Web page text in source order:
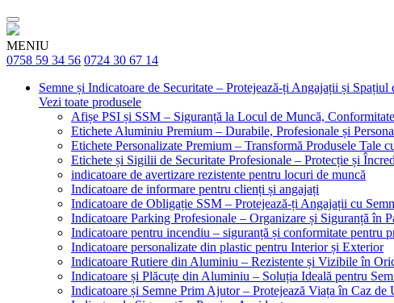
MENIU
0758 59 34 56 0724 30 67 14
Semne și Indicatoare de Securitate – Protejează-ți Angajații și Spațiul
Vezi toate produsele
Afișe PSI și SSM – Siguranță la Locul de Muncă,
Etichete Aluminiu Premium – Durabile, Profesionale și
Etichete Personalizate Premium – Transformă Produsele Tale
Etichete și Sigilii de Securitate Profesionale – Protecție și
indicatoare de avertizare rezistente pentru locuri de muncă
Indicatoare de informare pentru clienți și angajați
Indicatoare de Obligație SSM – Protejează-ți Angajații cu
Indicatoare Parking Profesionale – Organizare și Siguranță în
Indicatoare pentru incendiu – siguranță și conformitate pentru
Indicatoare personalizate din plastic pentru Interior și Exterior
Indicatoare Rutiere din Aluminiu – Rezistente și Vizibile în
Indicatoare și Plăcuțe din Aluminiu – Soluția Ideală pentru
Indicatoare și Semne Prim Ajutor – Protejează Viața în Caz de